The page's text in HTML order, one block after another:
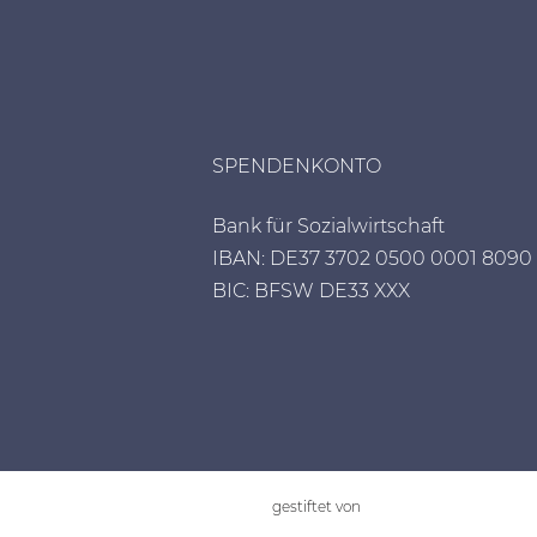
SPENDENKONTO
Bank für Sozialwirtschaft
IBAN: DE37 3702 0500 0001 8090
BIC: BFSW DE33 XXX
gestiftet von